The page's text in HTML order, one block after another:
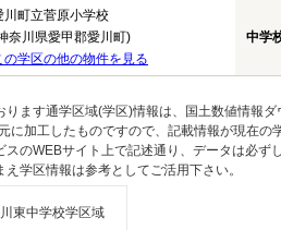
川町立菅原小学校
奈川県愛甲郡愛川町)
の学区の他の物件を見る
中学
ります通学区域(学区)情報は、国土数値情報
に加工したものですので、記載情報が現在の
スのWEBサイト上で記述通り、データは必
学区情報は参考としてご活用下さい。
東中学校学区域